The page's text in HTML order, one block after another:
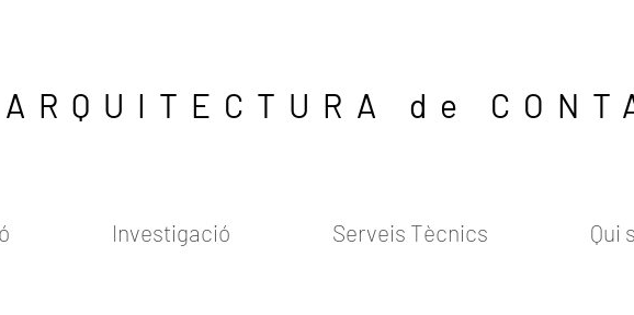
ARQUITECTURA de
Investigació Serveis Tècnics Qui